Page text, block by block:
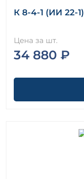
К 8-4-1 (ИИ 22-1)
Цена за шт.
34 880 ₽